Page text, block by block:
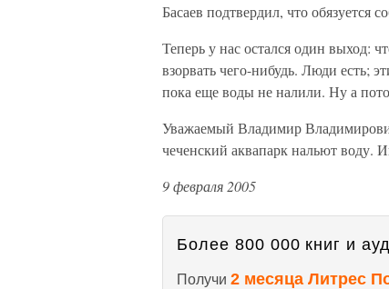
Басаев подтвердил, что обязуется
Теперь у нас остался один выход:
взорвать чего-нибудь. Люди есть;
пока еще воды не налили. Ну а
Уважаемый Владимир
чеченский аквапарк нальют воду.
9 февраля 2005
Более 800 000 книг и
Получи 2 месяца Литрес